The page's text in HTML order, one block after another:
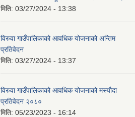
मिति: 03/27/2024 - 13:38
विरुवा गाउँपालिकाको आवधिक योजनाको अन्तिम
प्रतिवेदन
मिति: 03/27/2024 - 13:37
विरुवा गाउँपालिकाको आवधिक योजनाको मस्यौदा
प्रतिवेदन २०८०
मिति: 05/23/2023 - 16:14